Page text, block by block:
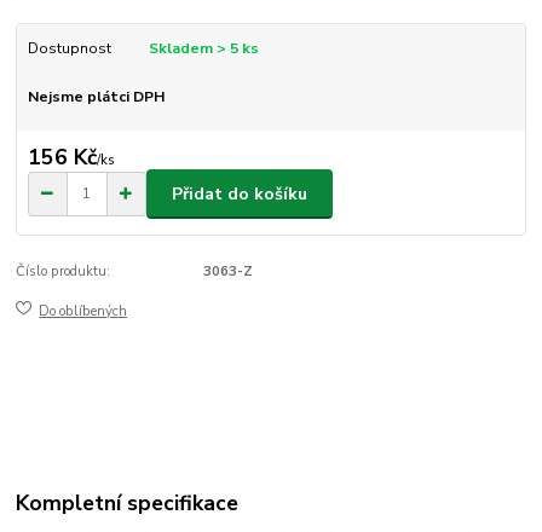
Dostupnost Skladem > 5 ks
Nejsme plátci DPH
156 Kč/ks
Přidat do košíku
Číslo produktu: 3063-Z
Do oblíbených
Kompletní specifikace